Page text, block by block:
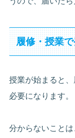
履修・授業
授業が始まると
必要になります。
分からないこと